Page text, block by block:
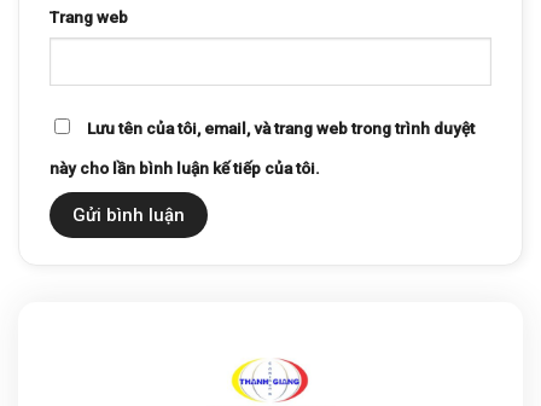
Trang web
Lưu tên của tôi, email, và trang web trong trình duyệt
này cho lần bình luận kế tiếp của tôi.